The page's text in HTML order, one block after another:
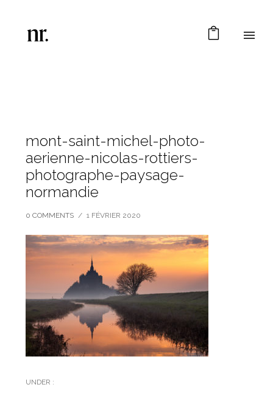
mont-saint-michel-photo-
aerienne-nicolas-rottiers-
photographe-paysage-
normandie
0 COMMENTS / 1 FÉVRIER 2020
UNDER :